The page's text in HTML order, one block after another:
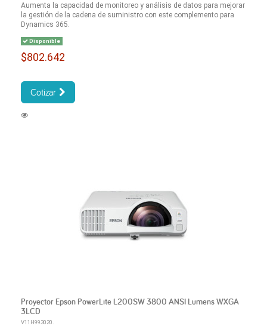
Aumenta la capacidad de monitoreo y análisis de datos para mejorar
la gestión de la cadena de suministro con este complemento para
Dynamics 365.
Disponible
$802.642
Cotizar
Proyector Epson PowerLite L200SW 3800 ANSI Lumens WXGA
3LCD
V11H993020.